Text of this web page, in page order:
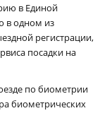
в Единой
в одном из
регистрации,
посадки на
по биометрии
биометрических